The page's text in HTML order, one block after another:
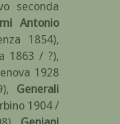
seconda
Antonio
1854),
1863 / ?),
1928
, Generali
1904 /